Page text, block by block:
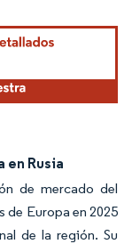
según CC BY 4.0.
en Rusia
de mercado del
de Europa en 2025
de la región. Su